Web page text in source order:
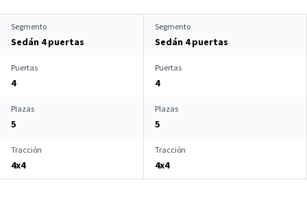
Segmento
Sedán 4 puertas
Segmento
Sedán 4 puertas
Puertas
4
Puertas
4
Plazas
5
Plazas
5
Tracción
4x4
Tracción
4x4